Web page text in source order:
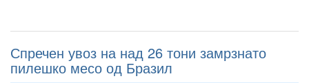
Спречен увоз на над 26 тони замрзнато
пилешко месо од Бразил